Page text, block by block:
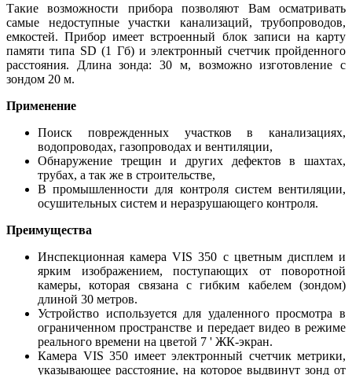
Такие возможности прибора позволяют Вам осматривать
самые недоступные участки канализаций, трубопроводов,
емкостей. Прибор имеет встроенный блок записи на карту
памяти типа SD (1 Гб) и электронный счетчик пройденного
расстояния. Длина зонда: 30 м, возможно изготовление с
зондом 20 м.
Применение
Поиск поврежденных участков в канализациях,
водопроводах, газопроводах и вентиляции,
Обнаружение трещин и других дефектов в шахтах,
трубах, а так же в строительстве,
В промышленности для контроля систем вентиляции,
осушительных систем и неразрушающего контроля.
Преимущества
Инспекционная камера VIS 350 с цветным дисплем и
ярким изображением, поступающих от поворотной
камеры, которая связана с гибким кабелем (зондом)
длиной 30 метров.
Устройство используется для удаленного просмотра в
ограниченном пространстве и передает видео в режиме
реального времени на цветой 7 ' ЖК-экран.
Камера VIS 350 имеет электронный счетчик метрики,
указывающее расстояние, на которое выдвинут зонд от